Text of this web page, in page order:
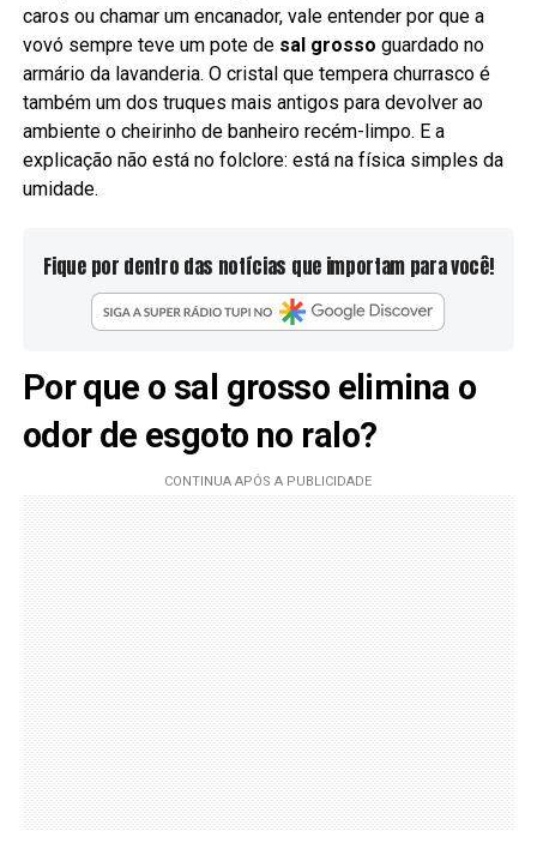
caros ou chamar um encanador, vale entender por que a
vovó sempre teve um pote de sal grosso guardado no
armário da lavanderia. O cristal que tempera churrasco é
também um dos truques mais antigos para devolver ao
ambiente o cheirinho de banheiro recém-limpo. E a
explicação não está no folclore: está na física simples da
umidade.
Fique por dentro das notícias que importam para você!
Por que o sal grosso elimina o
odor de esgoto no ralo?